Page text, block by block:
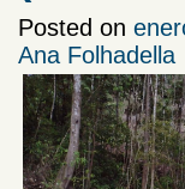
Posted on
Ana Folhadella